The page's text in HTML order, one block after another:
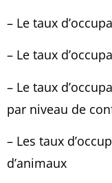
– Le taux
– Le taux
– Le taux
par niveau de
– Les taux
d’animaux